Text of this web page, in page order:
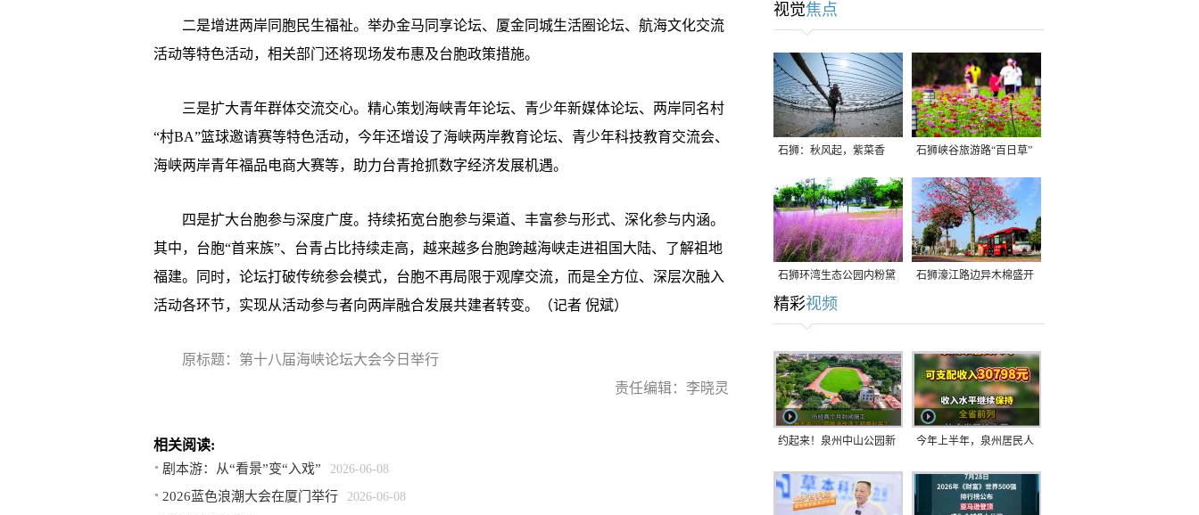
二是增进两岸同胞民生福祉。举办金马同享论坛、厦金同城生活圈论坛、航海文化交流
活动等特色活动，相关部门还将现场发布惠及台胞政策措施。
三是扩大青年群体交流交心。精心策划海峡青年论坛、青少年新媒体论坛、两岸同名村
“村BA”篮球邀请赛等特色活动，今年还增设了海峡两岸教育论坛、青少年科技教育交流会、
海峡两岸青年福品电商大赛等，助力台青抢抓数字经济发展机遇。
四是扩大台胞参与深度广度。持续拓宽台胞参与渠道、丰富参与形式、深化参与内涵。
其中，台胞“首来族”、台青占比持续走高，越来越多台胞跨越海峡走进祖国大陆、了解祖地
福建。同时，论坛打破传统参会模式，台胞不再局限于观摩交流，而是全方位、深层次融入
活动各环节，实现从活动参与者向两岸融合发展共建者转变。（记者 倪斌）
原标题：第十八届海峡论坛大会今日举行
责任编辑：李晓灵
相关阅读:
剧本游：从“看景”变“入戏” 2026-06-08
2026蓝色浪潮大会在厦门举行 2026-06-08
视觉焦点
石狮：秋风起，紫菜香 石狮峡谷旅游路“百日草”
争相斗艳
石狮环湾生态公园内粉黛
乱子草盛放
石狮濠江路边异木棉盛开
精彩视频
约起来！泉州中山公园新 今年上半年，泉州居民人